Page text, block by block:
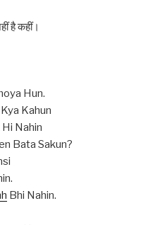
है कहीं।
Hun.
Kya Kahun
Nahin
Bata Sakun?
Bhi Nahin.